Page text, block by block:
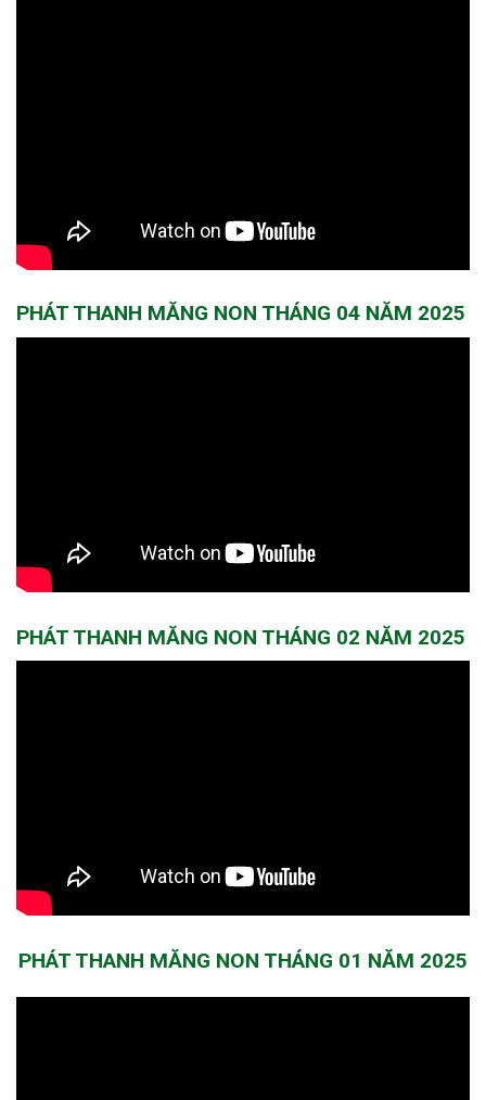
PHÁT THANH MĂNG NON THÁNG 04 NĂM 2025
PHÁT THANH MĂNG NON THÁNG 02 NĂM 2025
PHÁT THANH MĂNG NON THÁNG 01 NĂM 2025